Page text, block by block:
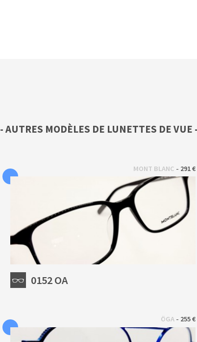
- AUTRES MODÈLES DE LUNETTES DE VUE -
MONT BLANC - 291 €
0152 OA
ÖGA - 255 €